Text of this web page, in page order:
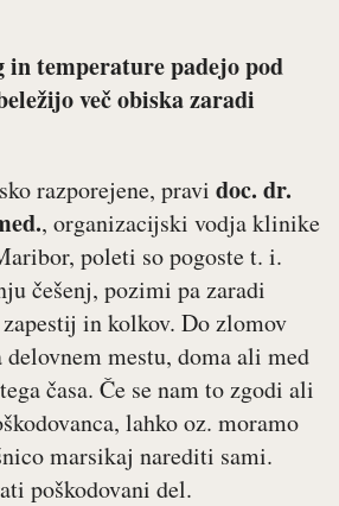
in temperature padejo pod
več obiska zaradi
razporejene, pravi doc. dr.
, organizacijski vodja klinike
poleti so pogoste t. i.
češenj, pozimi pa zaradi
in kolkov. Do zlomov
mestu, doma ali med
časa. Če se nam to zgodi ali
lahko oz. moramo
marsikaj narediti sami.
poškodovani del.